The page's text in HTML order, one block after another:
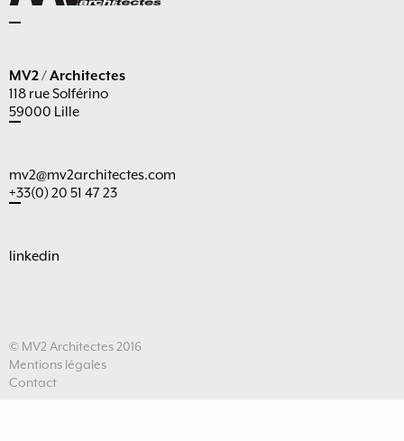
MV2 / Architectes
118 rue Solférino
59000 Lille
mv2@mv2architectes.com
+33(0) 20 51 47 23
linkedin
© MV2 Architectes 2016
Mentions légales
Contact